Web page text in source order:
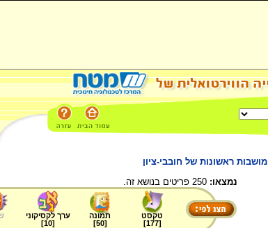
מושבות ראשונות של חובבי-ציון
נמצאו:
טקסט
[
177
]
תמונה
[
50
]
ערך לקסיקוני
[
10
]